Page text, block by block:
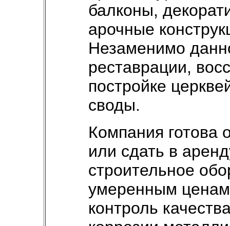
балконы,
арочные
Незаменимо
реставрации,
постройке
своды.
Компания готова
или сдать в
строительное
умеренным
контроль